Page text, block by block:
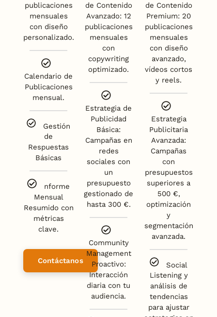
publicaciones
mensuales
con diseño
personalizado.
Calendario de
Publicaciones
mensual.
Gestión
de
Respuestas
Básicas
nforme
Mensual
Resumido con
métricas
clave.
Contáctanos
de Contenido
Avanzado: 12
publicaciones
mensuales
con
copywriting
optimizado.
Estrategia de
Publicidad
Básica:
Campañas en
redes
sociales con
un
presupuesto
gestionado de
hasta 300 €.
Community
Management
Proactivo:
Interacción
diaria con tu
audiencia.
de Contenido
Premium: 20
publicaciones
mensuales
con diseño
avanzado,
vídeos cortos
y reels.
Estrategia
Publicitaria
Avanzada:
Campañas
con
presupuestos
superiores a
500 €,
optimización
y
segmentación
avanzada.
Social
Listening y
análisis de
tendencias
para ajustar